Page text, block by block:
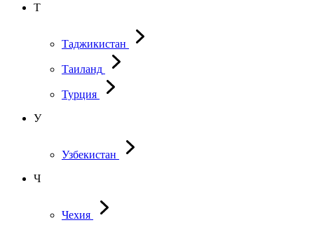
Т
Таджикистан
Таиланд
Турция
У
Узбекистан
Ч
Чехия